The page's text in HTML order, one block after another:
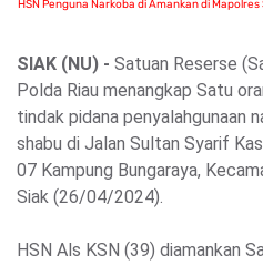
HSN Penguna Narkoba di Amankan di Mapolres
SIAK (NU) - Satuan Reserse
Polda Riau menangkap Satu
tindak pidana penyalahgunaan
shabu di Jalan Sultan Syarif
07 Kampung Bungaraya,
Siak (26/04/2024).
HSN Als KSN (39) diamankan